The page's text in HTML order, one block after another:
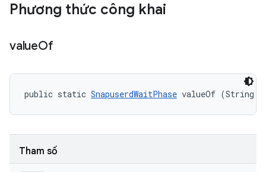
Phương thức công khai
valueOf
public static SnapuserdWaitPhase valueOf (String
Tham số